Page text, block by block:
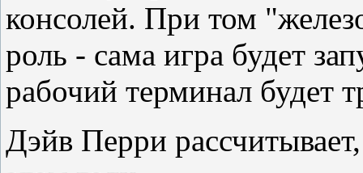
консолей. При том
роль - сама игра будет
рабочий терминал будет
Дэйв Перри